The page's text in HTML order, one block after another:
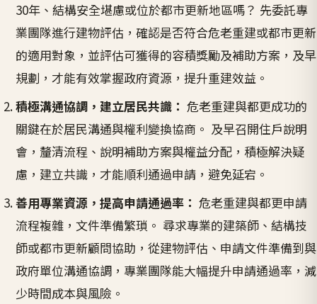
30年、結構安全堪慮或位於都市更新地區嗎？ 先委託專
業團隊進行建物評估，確認是否符合危老重建或都市更新
的適用對象，並評估可獲得的容積獎勵及補助方案，及早
規劃，才能有效掌握政府資源，提升重建效益。
積極溝通協調，建立居民共識： 危老重建與都更成功的
關鍵在於居民溝通與權利變換協商。 及早召開住戶說明
會，釐清流程、說明補助方案與權益分配，積極解決疑
慮，建立共識，才能順利通過申請，避免延宕。
善用專業資源，提高申請通過率： 危老重建與都更申請
流程複雜，文件準備繁瑣。 尋求專業的建築師、結構技
師或都市更新顧問協助，從建物評估、申請文件準備到與
政府單位溝通協調，專業團隊能大幅提升申請通過率，減
少時間成本與風險。